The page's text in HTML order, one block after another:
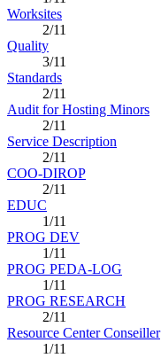
Worksites
2/11
Quality
3/11
Standards
2/11
Audit for Hosting Minors
2/11
Service Description
2/11
COO-DIROP
2/11
EDUC
1/11
PROG DEV
1/11
PROG PEDA-LOG
1/11
PROG RESEARCH
2/11
Resource Center Conseiller
1/11